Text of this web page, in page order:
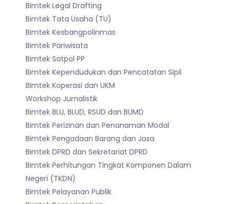
Bimtek Legal Drafting
Bimtek Tata Usaha (TU)
Bimtek Kesbangpolinmas
Bimtek Pariwisata
Bimtek Satpol PP
Bimtek Kependudukan dan Pencatatan Sipil
Bimtek Koperasi dan UKM
Workshop Jurnalistik
Bimtek BLU, BLUD, RSUD dan BUMD
Bimtek Perizinan dan Penanaman Modal
Bimtek Pengadaan Barang dan Jasa
Bimtek DPRD dan Sekretariat DPRD
Bimtek Perhitungan Tingkat Komponen Dalam
Negeri (TKDN)
Bimtek Pelayanan Publik